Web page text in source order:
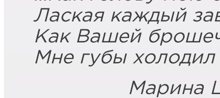
Лаская каждый
Как Вашей
Мне губы холодил
Марина